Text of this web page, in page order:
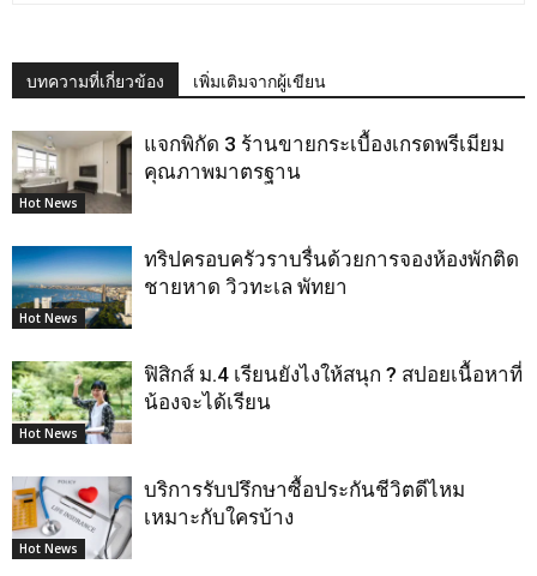
บทความที่เกี่ยวข้อง เพิ่มเติมจากผู้เขียน
Hot News
แจกพิกัด 3 ร้านขายกระเบื้องเกรดพรีเมียม
คุณภาพมาตรฐาน
Hot News
ทริปครอบครัวราบรื่นด้วยการจองห้องพักติด
ชายหาด วิวทะเล พัทยา
Hot News
ฟิสิกส์ ม.4 เรียนยังไงให้สนุก ? สปอยเนื้อหาที่
น้องจะได้เรียน
Hot News
บริการรับปรึกษาซื้อประกันชีวิตดีไหม
เหมาะกับใครบ้าง